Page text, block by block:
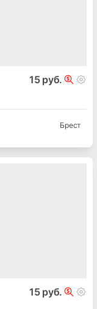
15 руб.
Брест
15 руб.